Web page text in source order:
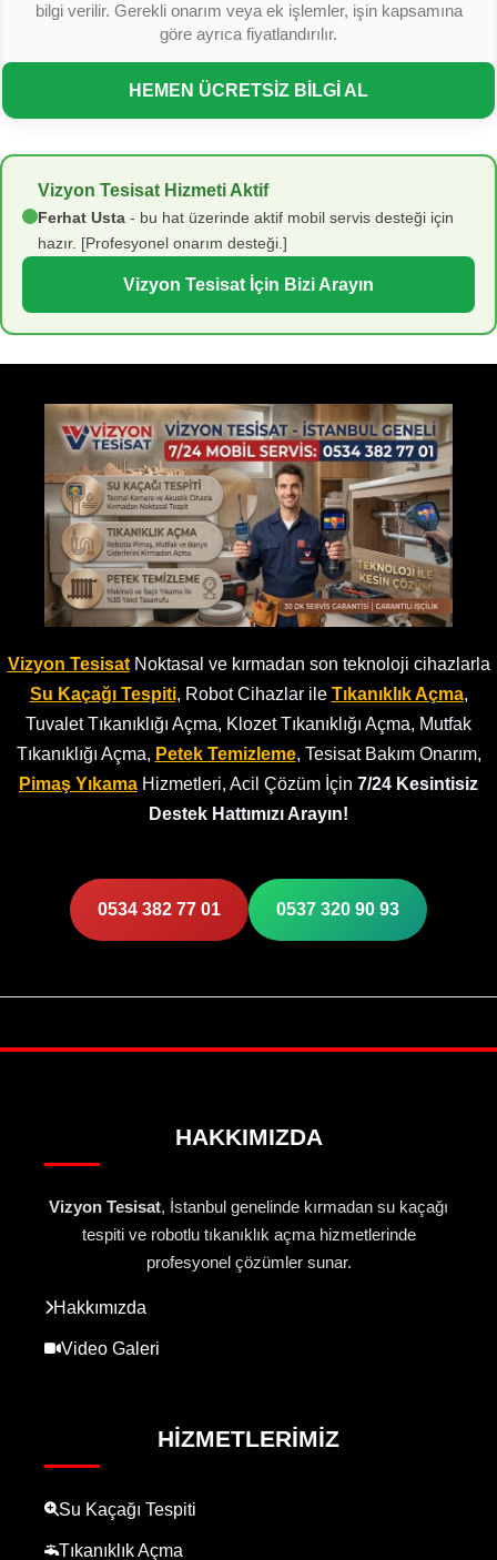
bilgi verilir. Gerekli onarım veya ek işlemler, işin kapsamına
göre ayrıca fiyatlandırılır.
HEMEN ÜCRETSİZ BİLGİ AL
Vizyon Tesisat Hizmeti Aktif
Ferhat Usta - bu hat üzerinde aktif mobil servis desteği için
hazır. [Profesyonel onarım desteği.]
Vizyon Tesisat İçin Bizi Arayın
Vizyon TesisatNoktasal ve kırmadan son teknoloji cihazlarla
Su Kaçağı Tespiti, Robot Cihazlar ile Tıkanıklık Açma,
Tuvalet Tıkanıklığı Açma, Klozet Tıkanıklığı Açma, Mutfak
Tıkanıklığı Açma, Petek Temizleme, Tesisat Bakım Onarım,
Pimaş Yıkama Hizmetleri, Acil Çözüm İçin 7/24 Kesintisiz
Destek Hattımızı Arayın!
0534 382 77 01 0537 320 90 93
HAKKIMIZDA
Vizyon Tesisat, İstanbul genelinde kırmadan su kaçağı
tespiti ve robotlu tıkanıklık açma hizmetlerinde
profesyonel çözümler sunar.
Hakkımızda
Video Galeri
HIZMETLERIMIZ
Su Kaçağı Tespiti
Tıkanıklık Açma